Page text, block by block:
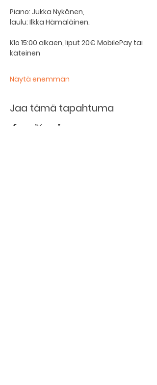
Piano: Jukka Nykänen,
laulu: Ilkka Hämäläinen.
Klo 15:00 alkaen, liput 20€ MobilePay tai
käteinen
Näytä enemmän
Jaa tämä tapahtuma